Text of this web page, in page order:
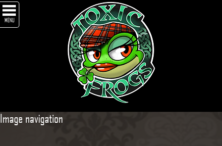
MENU
Image navigation